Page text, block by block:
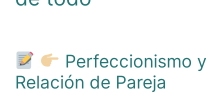
Perfeccionismo y
Relación de Pareja